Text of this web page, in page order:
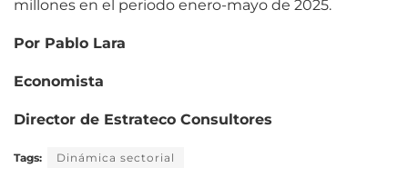
millones en el periodo enero-mayo de 2025.
Por Pablo Lara
Economista
Director de Estrateco Consultores
Tags: Dinámica sectorial